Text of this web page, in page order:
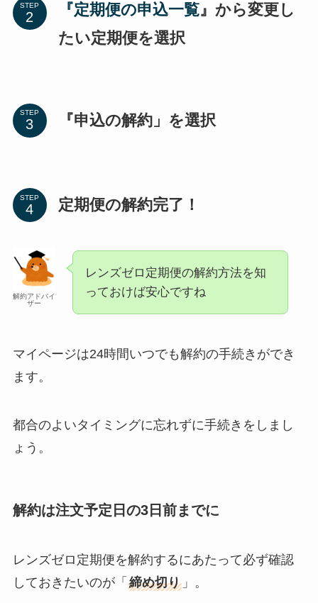
STEP 『定期便の申込一覧』から変更し
たい定期便を選択
STEP 『申込の解約」を選択
STEP 定期便の解約完了！
解約アドバイ
ザー
レンズゼロ定期便の解約方法を知
っておけば安心ですね
マイページは24時間いつでも解約の手続きができ
ます。
都合のよいタイミングに忘れずに手続きをしまし
ょう。
解約は注文予定日の3日前までに
レンズゼロ定期便を解約するにあたって必ず確認
しておきたいのが「 締め切り」。